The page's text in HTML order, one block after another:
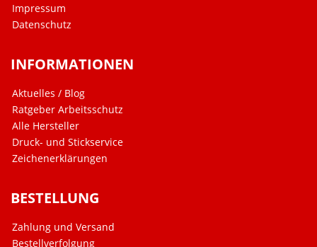
Impressum
Datenschutz
INFORMATIONEN
Aktuelles / Blog
Ratgeber Arbeitsschutz
Alle Hersteller
Druck- und Stickservice
Zeichenerklärungen
BESTELLUNG
Zahlung und Versand
Bestellverfolgung